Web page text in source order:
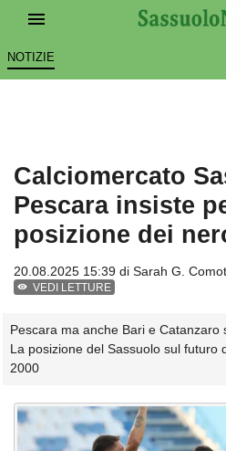
NOTIZIE
Calciomercato
Pescara insiste
posizione dei
20.08.2025 15:39 di Sarah G.
VEDI LETTURE
Pescara ma anche Bari e Catanzaro
La posizione del Sassuolo sul futuro
2000